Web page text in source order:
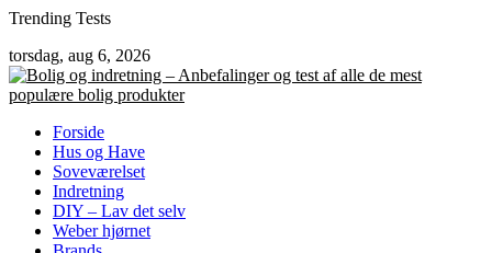
Skip
content
Trending Tests
torsdag, aug 6, 2026
Forside
Hus og Have
Soveværelset
Indretning
DIY – Lav det selv
Weber hjørnet